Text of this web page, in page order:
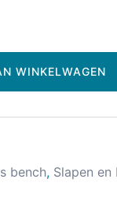
WINKELWAGEN
bench, Slapen en